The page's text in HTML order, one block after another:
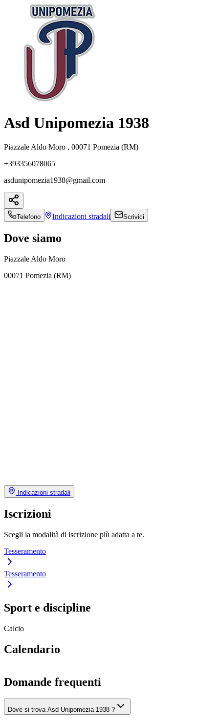
Asd Unipomezia 1938
Piazzale Aldo Moro , 00071 Pomezia (RM)
+393356078065
asdunipomezia1938@gmail.com
Telefono Indicazioni stradali Scrivici
Dove siamo
Piazzale Aldo Moro
00071 Pomezia (RM)
Indicazioni stradali
Iscrizioni
Scegli la modalità di iscrizione più adatta a te.
Tesseramento
Tesseramento
Sport e discipline
Calcio
Calendario
Domande frequenti
Dove si trova Asd Unipomezia 1938 ?